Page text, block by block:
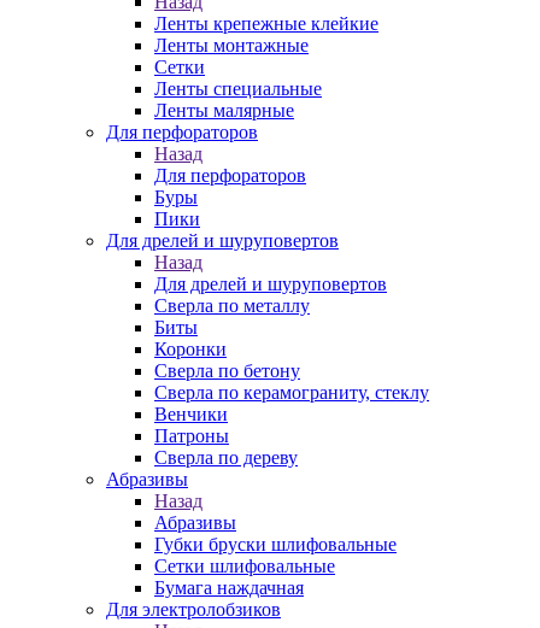
Ленты крепежные клейкие
Ленты монтажные
Сетки
Ленты специальные
Ленты малярные
Для перфораторов
Назад
Для перфораторов
Буры
Пики
Для дрелей и шуруповертов
Назад
Для дрелей и шуруповертов
Сверла по металлу
Биты
Коронки
Сверла по бетону
Сверла по керамограниту, стеклу
Венчики
Патроны
Сверла по дереву
Абразивы
Назад
Абразивы
Губки бруски шлифовальные
Сетки шлифовальные
Бумага наждачная
Для электролобзиков